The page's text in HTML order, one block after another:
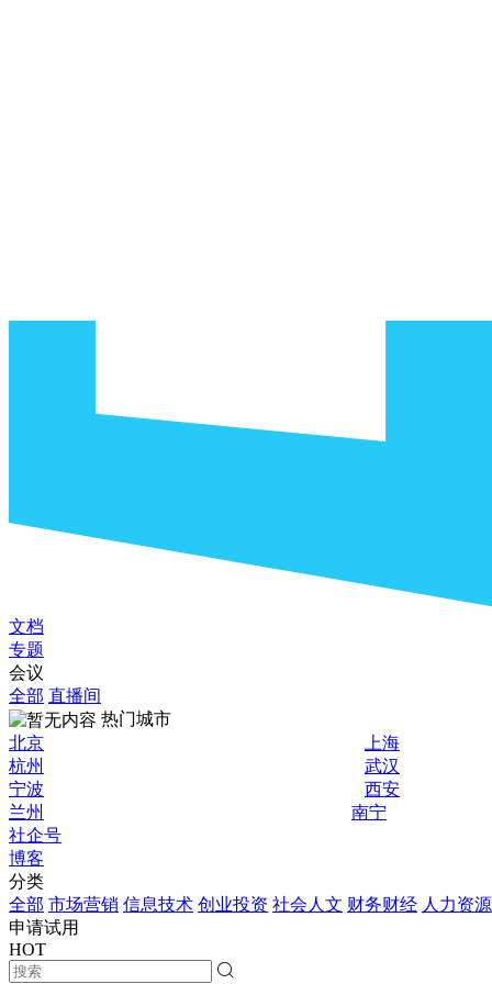
文档
专题
会议
全部 直播间
热门城市
北京
上海
杭州
武汉
宁波
西安
兰州
南宁
社企号
博客
分类
全部 市场营销 信息技术 创业投资 社会人文 财务财经 人力资源
申请试用
HOT